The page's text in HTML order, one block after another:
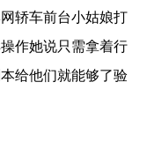
轿车前台小姑娘打
作她说只需拿着行
给他们就能够了验